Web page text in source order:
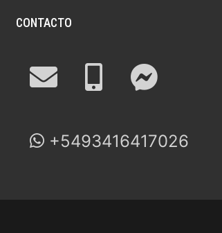
CONTACTO
+5493416417026